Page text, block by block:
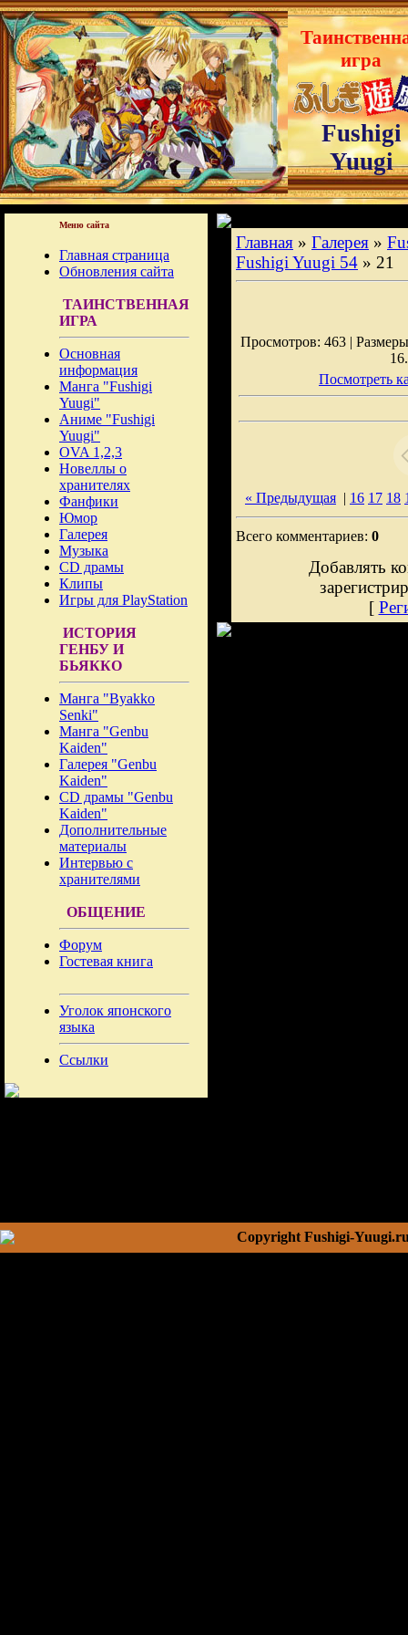
игра
Fushigi
Yuugi
Меню сайта
Главная страница
Обновления сайта
ТАИНСТВЕННАЯ
ИГРА
Основная
информация
Манга "Fushigi
Yuugi"
Аниме "Fushigi
Yuugi"
OVA 1,2,3
Новеллы о
хранителях
Фанфики
Юмор
Галерея
Музыка
CD драмы
Клипы
Игры для PlayStation
ИСТОРИЯ
ГЕНБУ И
БЬЯККО
Манга "Byakko
Senki"
Манга "Genbu
Kaiden"
Галерея "Genbu
Kaiden"
CD драмы "Genbu
Kaiden"
Дополнительные
материалы
Интервью с
хранителями
ОБЩЕНИЕ
Форум
Гостевая книга
Уголок японского
языка
Ссылки
Главная » Галерея »
Fushigi Yuugi 54 » 21
Просмотров: 463 |
Посмотреть
« Предыдущая | 16 17 18
Всего комментариев: 0
Добавлять
[
Copyright Fushigi-